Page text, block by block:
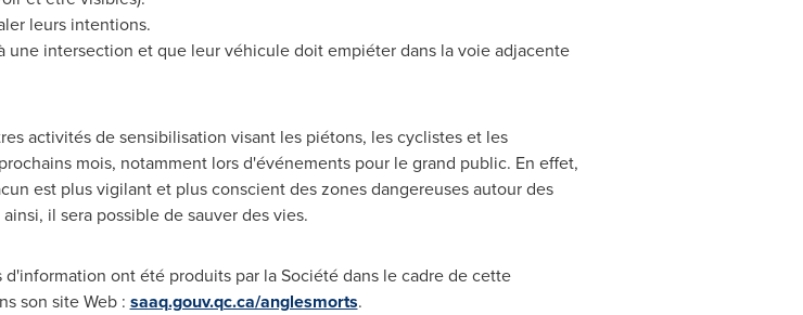
leurs intentions.
intersection et que leur véhicule doit empiéter dans la voie adjacente
activités de sensibilisation visant les piétons, les cyclistes et les
mois, notamment lors d'événements pour le grand public. En effet,
est plus vigilant et plus conscient des zones dangereuses autour des
il sera possible de sauver des vies.
ont été produits par la Société dans le cadre de cette
son site Web : saaq.gouv.qc.ca/anglesmorts.